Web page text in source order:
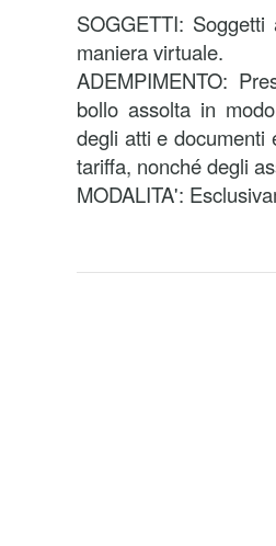
SOGGETTI:
maniera virtuale.
ADEMPIMENTO:
bollo assolta in
degli atti e documenti
tariffa, nonché degli
MODALITA':